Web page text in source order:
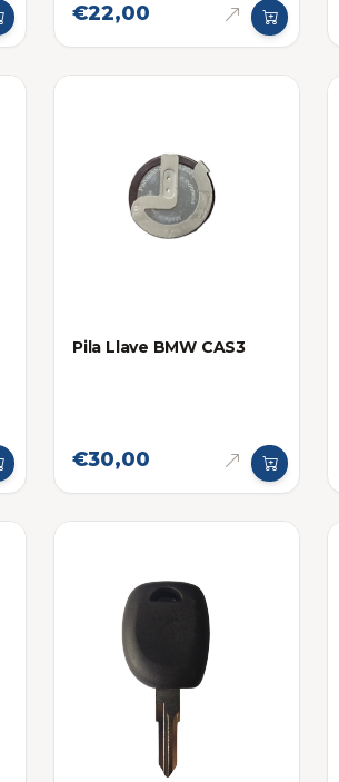
€22,00
Pila Llave BMW CAS3
€30,00